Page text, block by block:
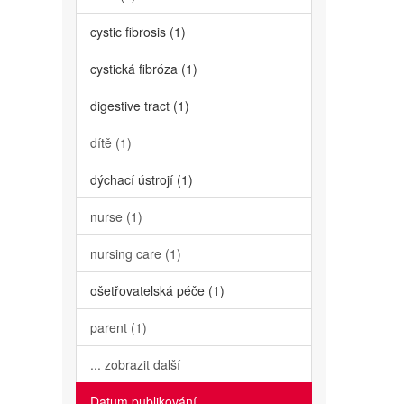
cystic fibrosis (1)
cystická fibróza (1)
digestive tract (1)
dítě (1)
dýchací ústrojí (1)
nurse (1)
nursing care (1)
ošetřovatelská péče (1)
parent (1)
... zobrazit další